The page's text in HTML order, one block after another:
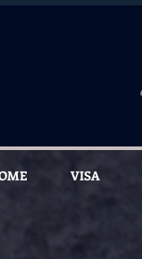
VISA